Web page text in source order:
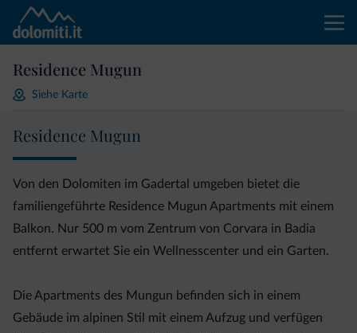
Residence Mugun
Siehe Karte
Residence Mugun
Von den Dolomiten im Gadertal umgeben bietet die
familiengeführte Residence Mugun Apartments mit einem
Balkon. Nur 500 m vom Zentrum von Corvara in Badia
entfernt erwartet Sie ein Wellnesscenter und ein Garten.
Die Apartments des Mungun befinden sich in einem
Gebäude im alpinen Stil mit einem Aufzug und verfügen